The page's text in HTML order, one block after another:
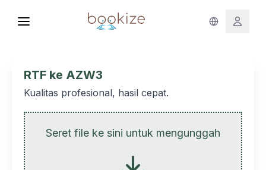
RTF ke AZW3
Kualitas profesional, hasil cepat.
Seret file ke sini untuk mengunggah